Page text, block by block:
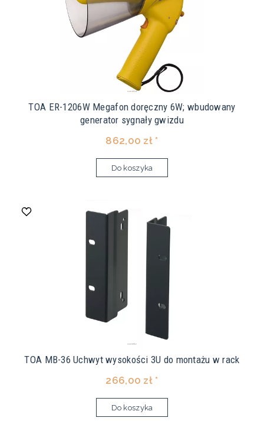
TOA ER-1206W Megafon doręczny 6W; wbudowany
generator sygnały gwizdu
862,00 zł *
Do koszyka
TOA MB-36 Uchwyt wysokości 3U do montażu w rack
266,00 zł *
Do koszyka